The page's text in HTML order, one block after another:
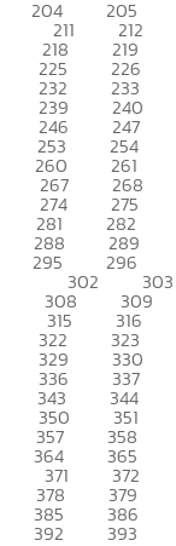
204 205
211 212
218 219
225 226
232 233
239 240
246 247
253 254
260 261
267 268
274 275
281 282
288 289
295 296
302 303
308 309
315 316
322 323
329 330
336 337
343 344
350 351
357 358
364 365
371 372
378 379
385 386
392 393